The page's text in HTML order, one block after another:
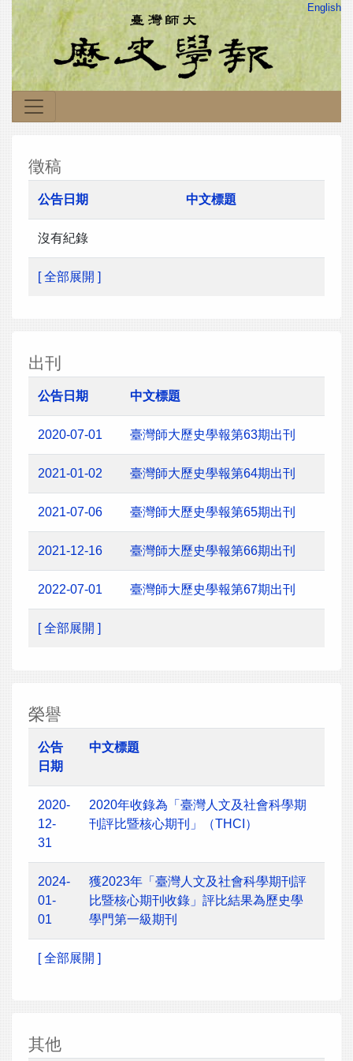
English
徵稿
公告日期 中文標題
沒有紀錄
[ 全部展開 ]
出刊
公告日期 中文標題
2020-07-01 臺灣師大歷史學報第63期出刊
2021-01-02 臺灣師大歷史學報第64期出刊
2021-07-06 臺灣師大歷史學報第65期出刊
2021-12-16 臺灣師大歷史學報第66期出刊
2022-07-01 臺灣師大歷史學報第67期出刊
[ 全部展開 ]
榮譽
公告
日期
中文標題
2020-
12-
31
2020年收錄為「臺灣人文及社會科學期
刊評比暨核心期刊」（THCI）
2024-
01-
01
獲2023年「臺灣人文及社會科學期刊評
比暨核心期刊收錄」評比結果為歷史學
學門第一級期刊
[ 全部展開 ]
其他